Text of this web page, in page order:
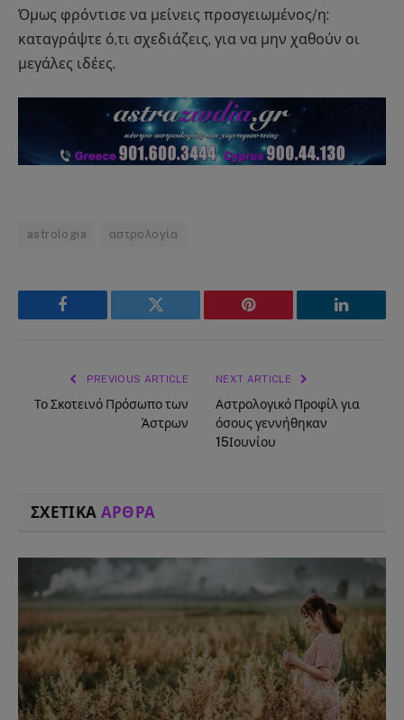
Όμως φρόντισε να μείνεις προσγειωμένος/η:
καταγράψτε ό,τι σχεδιάζεις, για να μην χαθούν οι
μεγάλες ιδέες.
astrologia αστρολογία
Facebook Twitter Pinterest LinkedIn
PREVIOUS ARTICLE
Το Σκοτεινό Πρόσωπο των
Άστρων
NEXT ARTICLE
Αστρολογικό Προφίλ για
όσους γεννήθηκαν
15Ιουνίου
ΣΧΕΤΙΚΑ ΑΡΘΡΑ